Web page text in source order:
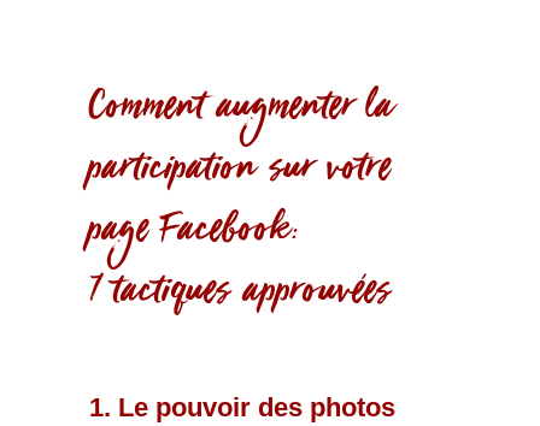
Comment augmenter la
participation sur votre
page Facebook:
7 tactiques approuvées
1. Le pouvoir des photos